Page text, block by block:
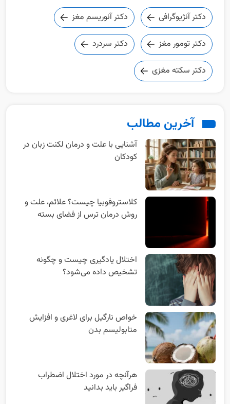
دکتر آنژیوگرافی دکتر آنوریسم مغز
دکتر تومور مغز دکتر سردرد
دکتر سکته مغزی
آخرین مطالب
آشنایی با علت و درمان لکنت زبان در
کودکان
کلاستروفوبیا چیست؟ علائم، علت و
روش درمان ترس از فضای بسته
اختلال یادگیری چیست و چگونه
تشخیص داده می‌شود؟
خواص نارگیل برای لاغری و افزایش
متابولیسم بدن
هرآنچه در مورد اختلال اضطراب
فراگیر باید بدانید